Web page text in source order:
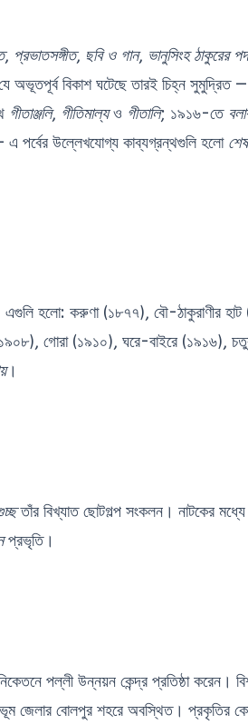
, প্রভাতসঙ্গীত, ছবি ও গান, ভানুসিংহ ঠাকুরের
বিকাশ ঘটেছে তারই চিহ্ন সুমুদ্রিত —
গীতাঞ্জলি, গীতিমাল্যও গীতালি; ১৯১৬-তে
এ পর্বের উল্লেখযোগ্য কাব্যগ্রন্থগুলি হলো
এগুলি হলো: করুণা (১৮৭৭), বৌ-ঠাকুরাণীর
গোরা (১৯১০), ঘরে-বাইরে (১৯১৬),
।
তাঁর বিখ্যাত ছোটগল্প সংকলন। নাটকের
প্রভৃতি।
পল্লী উন্নয়ন কেন্দ্র প্রতিষ্ঠা করেন।
জেলার বোলপুর শহরে অবস্থিত। প্রকৃতির